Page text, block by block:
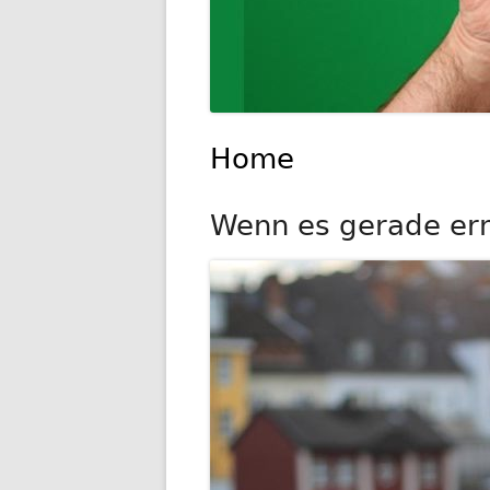
Home
Wenn es gerade